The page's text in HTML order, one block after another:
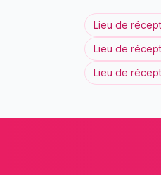
Lieu de
Lieu de
Lieu de